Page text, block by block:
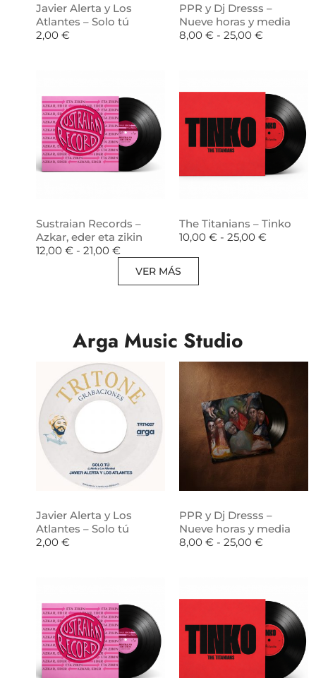
Javier Alerta y Los
Atlantes – Solo tú
2,00 €
PPR y Dj Dresss –
Nueve horas y media
8,00 € - 25,00 €
Sustraian Records –
Azkar, eder eta zikin
12,00 € - 21,00 €
The Titanians – Tinko
10,00 € - 25,00 €
VER MÁS
Arga Music Studio
Javier Alerta y Los
Atlantes – Solo tú
2,00 €
PPR y Dj Dresss –
Nueve horas y media
8,00 € - 25,00 €